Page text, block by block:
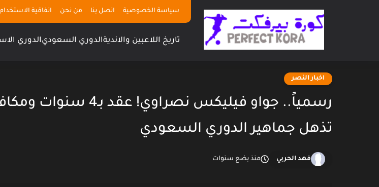
سياسة الخصوصية اتصل بنا من نحن اتفاقية الاستخدام
تاريخ اللاعبين والانديةالدوري السعوديالدوري
اخبار النصر
رسمياً.. جواو فيليكس نصراوي! عقد
تذهل جماهير الدوري السعودي
فهد الحربي منذ بضع سنوات